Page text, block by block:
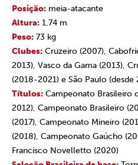
Posição: meia-atacante
Altura: 1,74 m
Peso: 73 kg
Clubes: Cruzeiro (2007),
2013), Vasco da Gama (2013),
(2018-2021) e São Paulo (desde
Títulos: Campeonato Brasileiro
2012), Campeonato Brasileiro
(2017), Campeonato Mineiro
(2018), Campeonato Gaúcho
Francisco Novelletto (2020)